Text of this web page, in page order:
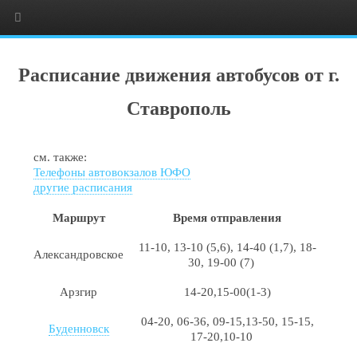
Расписание движения автобусов от г.
Ставрополь
см. также:
Телефоны автовокзалов ЮФО
другие расписания
Маршрут Время отправления
Александровское
11-10, 13-10 (5,6), 14-40 (1,7), 18-
30, 19-00 (7)
Арзгир 14-20,15-00(1-3)
Буденновск
04-20, 06-36, 09-15,13-50, 15-15,
17-20,10-10